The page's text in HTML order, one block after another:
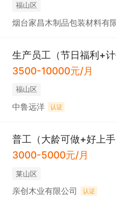
福山区
烟台家昌木制品包装材料有
生产员工（节日福利+
3500-10000元/月
福山区
中鲁远洋 认证
普工（大龄可做+好上手
3000-5000元/月
莱山区
亲创木业有限公司 认证